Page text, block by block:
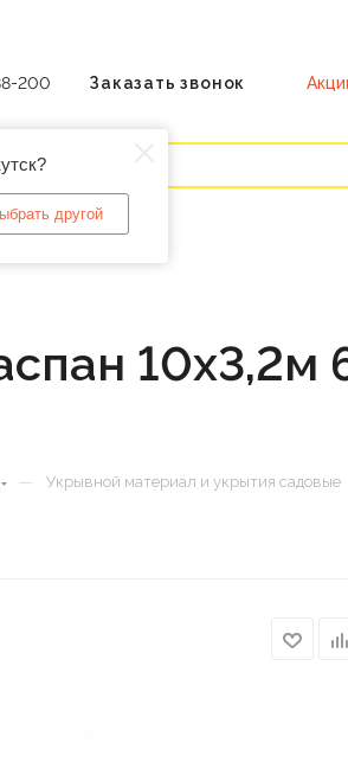
другой
200 Заказать звонок
10х3,2м
— Укрывной материал и укрытия садовые